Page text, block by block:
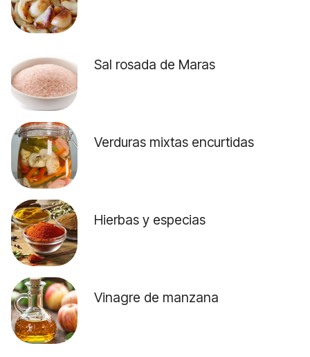
Sal rosada de Maras
Verduras mixtas encurtidas
Hierbas y especias
Vinagre de manzana